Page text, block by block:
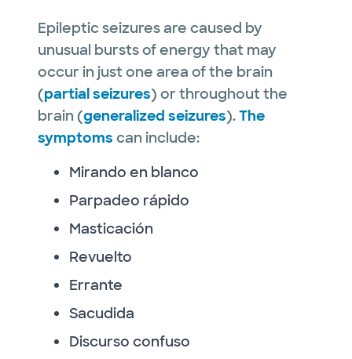
Epileptic seizures are caused by
unusual bursts of energy that may
occur in just one area of the brain
(partial seizures) or throughout the
brain (generalized seizures).The
symptoms can include:
Mirando en blanco
Parpadeo rápido
Masticación
Revuelto
Errante
Sacudida
Discurso confuso